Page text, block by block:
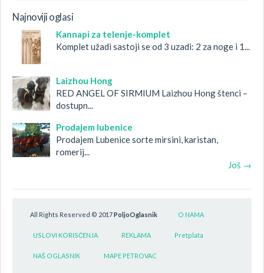
Najnoviji oglasi
Kannapi za telenje-komplet
Komplet užadi sastoji se od 3 uzadi: 2 za noge i 1...
Laizhou Hong
RED ANGEL OF SIRMIUM Laizhou Hong štenci –
dostupn...
Prodajem lubenice
Prodajem Lubenice sorte mirsini, karistan,
romerij...
Još →
All Rights Reserved © 2017PoljoOglasnik O NAMA
USLOVI KORISĆENJA REKLAMA Pretplata
NAŠ OGLASNIK MAPE PETROVAC